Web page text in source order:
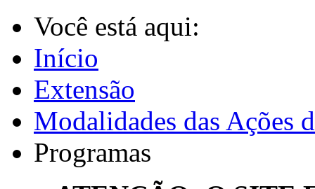
Você está aqui:
Início
Extensão
Modalidades das Ações
Programas